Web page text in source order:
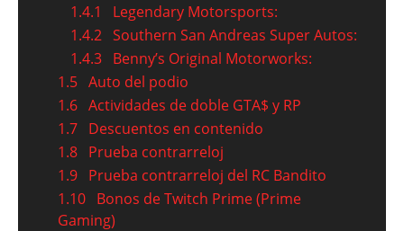
1.4.1
Legendary Motorsports:
1.4.2 Southern San Andreas Super Autos:
1.4.3 Benny’s Original Motorworks:
1.5 Auto del podio
1.6 Actividades de doble GTA$ y RP
1.7 Descuentos en contenido
1.8 Prueba contrarreloj
1.9 Prueba contrarreloj del RC Bandito
1.10 Bonos de Twitch Prime (Prime
Gaming)